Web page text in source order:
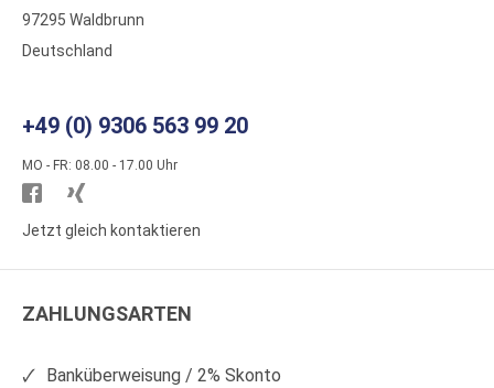
97295 Waldbrunn
Deutschland
+49 (0) 9306 563 99 20
MO - FR: 08.00 - 17.00 Uhr
Besuchen
Sie
auf
Sie
auf
Jetzt gleich kontaktieren
ZAHLUNGSARTEN
Banküberweisung / 2% Skonto